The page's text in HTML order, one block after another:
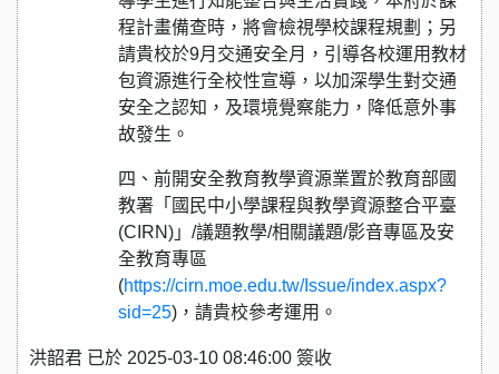
程計畫備查時，將會檢視學校課程規劃；另
請貴校於9月交通安全月，引導各校運用教材
包資源進行全校性宣導，以加深學生對交通
安全之認知，及環境覺察能力，降低意外事
故發生。
四、前開安全教育教學資源業置於教育部國
教署「國民中小學課程與教學資源整合平臺
(CIRN)」/議題教學/相關議題/影音專區及安
全教育專區
(https://cirn.moe.edu.tw/Issue/index.aspx?
sid=25)，請貴校參考運用。
洪韶君 已於 2025-03-10 08:46:00 簽收